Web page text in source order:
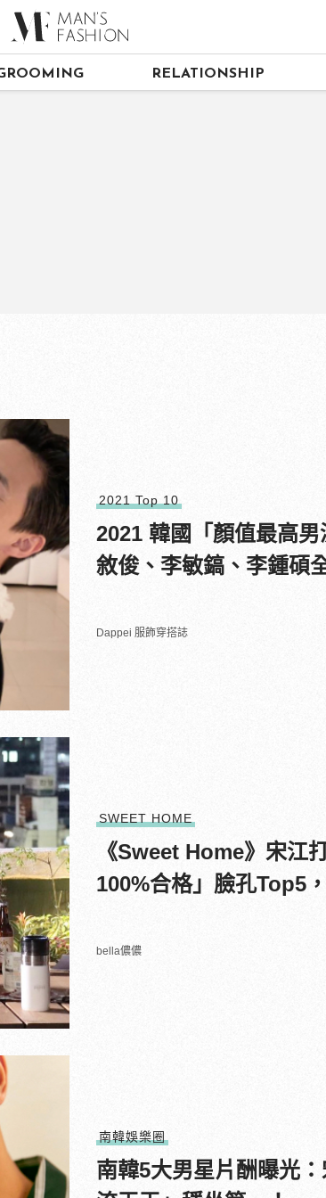
RELATIONSHIP
2021 Top 10
2021 韓國「顏值最高
敘俊、李敏鎬、李鍾碩
Dappei 服飾穿搭誌
SWEET HOME
《Sweet Home》宋江
100%合格」臉孔Top5
bella儂儂
南韓娛樂圈
南韓5大男星片酬曝光